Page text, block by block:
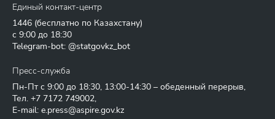
Единый контакт-центр
1446 (бесплатно по Казахстану)
с 9:00 до 18:30
Telegram-bot: @statgovkz_bot
Пресс-служба
Пн-Пт с 9:00 до 18:30, 13:00-14:30 – обеденный перерыв,
Тел. +7 7172 749002,
E-mail: e.press@aspire.gov.kz